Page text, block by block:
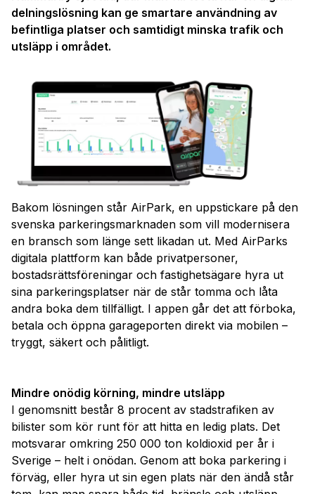
delningslösning kan ge smartare användning av
befintliga platser och samtidigt minska trafik och
utsläpp i området.
Bakom lösningen står AirPark, en uppstickare på den
svenska parkeringsmarknaden som vill modernisera
en bransch som länge sett likadan ut. Med AirParks
digitala plattform kan både privatpersoner,
bostadsrättsföreningar och fastighetsägare hyra ut
sina parkeringsplatser när de står tomma och låta
andra boka dem tillfälligt. I appen går det att förboka,
betala och öppna garageporten direkt via mobilen –
tryggt, säkert och pålitligt.
Mindre onödig körning, mindre utsläpp
I genomsnitt består 8 procent av stadstrafiken av
bilister som kör runt för att hitta en ledig plats. Det
motsvarar omkring 250 000 ton koldioxid per år i
Sverige – helt i onödan. Genom att boka parkering i
förväg, eller hyra ut sin egen plats när den ändå står